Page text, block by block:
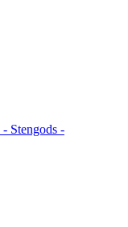
Stengods -